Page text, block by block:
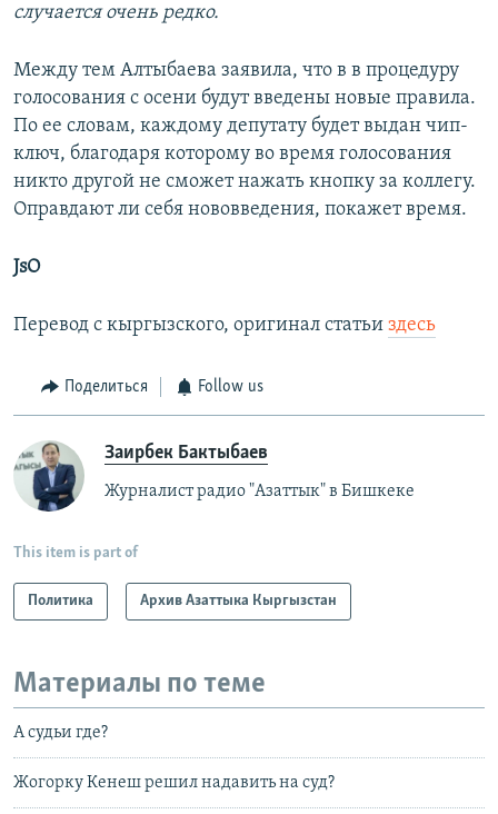
случается очень редко.
Между тем Алтыбаева заявила, что в в процедуру
голосования с осени будут введены новые правила.
По ее словам, каждому депутату будет выдан чип-
ключ, благодаря которому во время голосования
никто другой не сможет нажать кнопку за коллегу.
Оправдают ли себя нововведения, покажет время.
JsO
Перевод с кыргызского, оригинал статьи здесь
Поделиться Follow us
Заирбек Бактыбаев
Журналист радио "Азаттык" в Бишкеке
This item is part of
Политика Архив Азаттыка Кыргызстан
Материалы по теме
А судьи где?
Жогорку Кенеш решил надавить на суд?